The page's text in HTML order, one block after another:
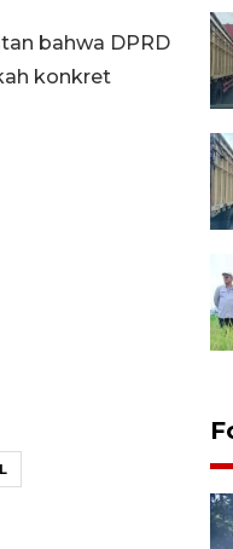
bahwa DPRD
konkret